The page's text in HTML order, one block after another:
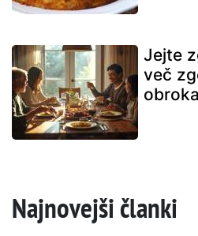
Jejte
več
Najnovejši članki